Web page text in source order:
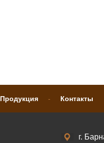
Продукция - Контакты
г.